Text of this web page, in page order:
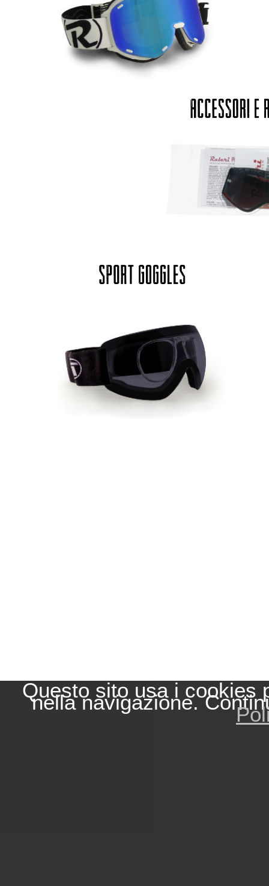
Questo sito usa i cookies
nella navigazione.